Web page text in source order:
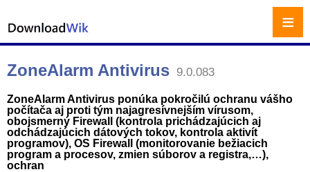
ZoneAlarm Antivirus 9.0.083
ZoneAlarm Antivirus ponúka pokročilú ochranu vášho
počítača aj proti tým najagresívnejším vírusom,
obojsmerný Firewall (kontrola prichádzajúcich aj
odchádzajúcich dátových tokov, kontrola aktivít
programov), OS Firewall (monitorovanie bežiacich
program a procesov, zmien súborov a registra,…),
ochran
≡